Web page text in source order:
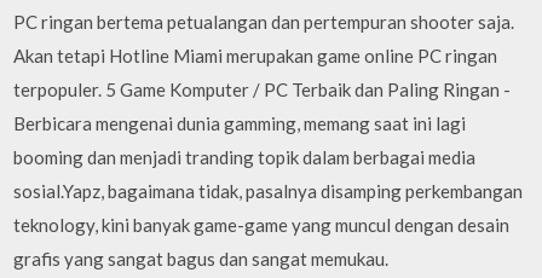
PC ringan bertema petualangan dan pertempuran shooter saja.
Akan tetapi Hotline Miami merupakan game online PC ringan
terpopuler. 5 Game Komputer / PC Terbaik dan Paling Ringan -
Berbicara mengenai dunia gamming, memang saat ini lagi
booming dan menjadi tranding topik dalam berbagai media
sosial.Yapz, bagaimana tidak, pasalnya disamping perkembangan
teknology, kini banyak game-game yang muncul dengan desain
grafis yang sangat bagus dan sangat memukau.